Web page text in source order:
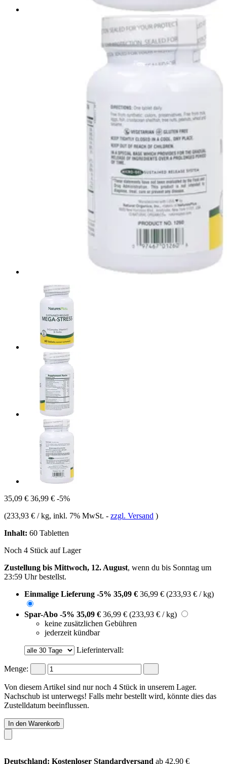
35,09 € 36,99 € -5%
(233,93 € / kg, inkl. 7% MwSt. - zzgl. Versand )
Inhalt: 60 Tabletten
Noch 4 Stück auf Lager
Zustellung bis Mittwoch, 12. August, wenn du bis Sonntag um
23:59 Uhrbestellst.
Einmalige Lieferung -5% 35,09 € 36,99 € (233,93 € / kg)
Spar-Abo -5% 35,09 € 36,99 € (233,93 € / kg)
keine zusätzlichen Gebühren
jederzeit kündbar
Lieferintervall:
Menge:
Von diesem Artikel sind nur noch 4 Stück in unserem Lager.
Nachschub ist unterwegs! Falls mehr bestellt wird, könnte dies das
Zustelldatum beeinflussen.
In den Warenkorb
Deutschland: Kostenloser Standardversand ab 42,90 €